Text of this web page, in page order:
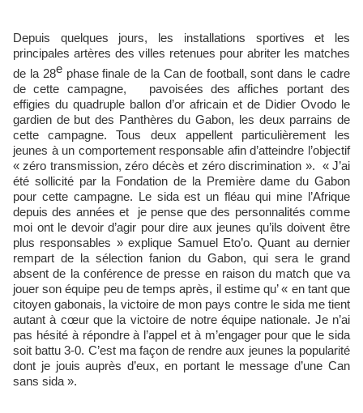
Depuis quelques jours, les installations sportives et les
principales artères des villes retenues pour abriter les matches
de la 28ephase finale de la Can de football, sont dans le cadre
de cette campagne, pavoisées des affiches portant des
effigies du quadruple ballon d’or africain et de Didier Ovodo le
gardien de but des Panthères du Gabon, les deux parrains de
cette campagne. Tous deux appellent particulièrement les
jeunes à un comportement responsable afin d’atteindre l’objectif
« zéro transmission, zéro décès et zéro discrimination ». « J’ai
été sollicité par la Fondation de la Première dame du Gabon
pour cette campagne. Le sida est un fléau qui mine l’Afrique
depuis des années et je pense que des personnalités comme
moi ont le devoir d’agir pour dire aux jeunes qu’ils doivent être
plus responsables » explique Samuel Eto’o. Quant au dernier
rempart de la sélection fanion du Gabon, qui sera le grand
absent de la conférence de presse en raison du match que va
jouer son équipe peu de temps après, il estime qu’ « en tant que
citoyen gabonais, la victoire de mon pays contre le sida me tient
autant à cœur que la victoire de notre équipe nationale. Je n’ai
pas hésité à répondre à l’appel et à m’engager pour que le sida
soit battu 3-0. C’est ma façon de rendre aux jeunes la popularité
dont je jouis auprès d’eux, en portant le message d’une Can
sans sida ».